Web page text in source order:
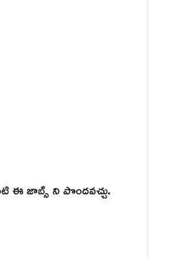
ఈ జాబ్స్ ని పొందవచ్చు.